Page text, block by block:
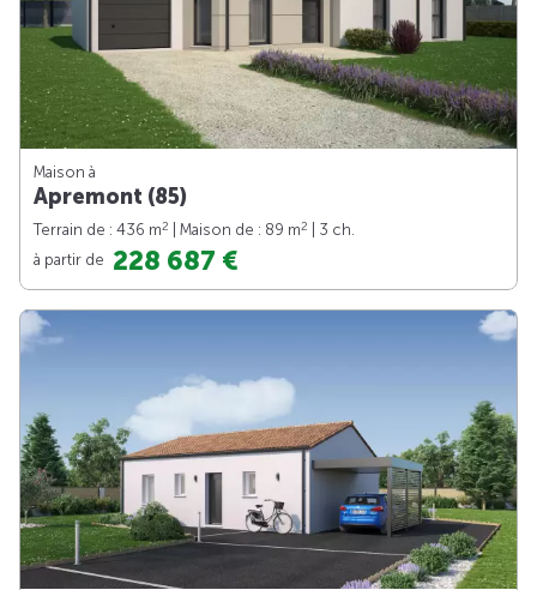
Maison à
Apremont (85)
Terrain de : 436 m2 | Maison de : 89 m2
| 3 ch.
à partir de 228 687 €